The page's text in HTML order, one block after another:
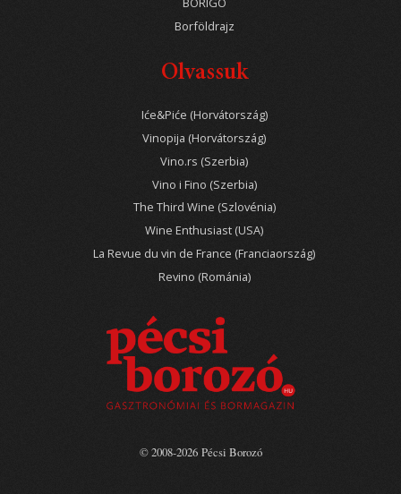
Borföldrajz
Olvassuk
Iće&Piće (Horvátország)
Vinopija (Horvátország)
Vino.rs (Szerbia)
Vino i Fino (Szerbia)
The Third Wine (Szlovénia)
Wine Enthusiast (USA)
La Revue du vin de France (Franciaország)
Revino (Románia)
© 2008-2026 Pécsi Borozó